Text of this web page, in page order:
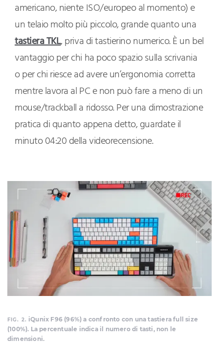
americano, niente ISO/europeo al momento) e
un telaio molto più piccolo, grande quanto una
tastiera TKL, priva di tastierino numerico. È un bel
vantaggio per chi ha poco spazio sulla scrivania
o per chi riesce ad avere un’ergonomia corretta
mentre lavora al PC e non può fare a meno di un
mouse/trackball a ridosso. Per una dimostrazione
pratica di quanto appena detto, guardate il
minuto 04:20 della videorecensione.
FIG. 2. iQunix F96 (96%) a confronto con una tastiera full size
(100%). La percentuale indica il numero di tasti, non le
dimensioni.